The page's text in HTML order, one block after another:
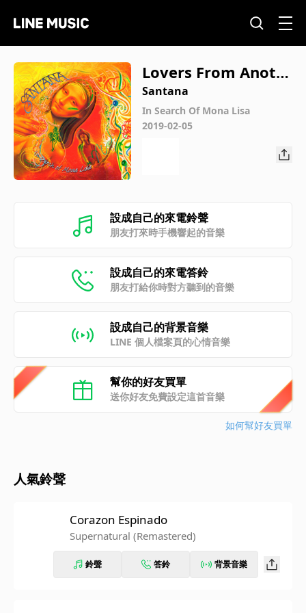
Lovers From Anoth
er Time
Santana
In Search Of Mona Lisa
2019-02-05
設成自己的來電鈴聲
朋友打來時手機響起的音樂
設成自己的來電答鈴
朋友打給你時對方聽到的音樂
設成自己的背景音樂
LINE 個人檔案頁的心情音樂
幫你的好友買單
送你好友免費設定這首音樂
如何幫好友買單
人氣鈴聲
Corazon Espinado
Supernatural (Remastered)
鈴聲 答鈴 背景音樂